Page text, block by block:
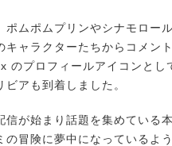
ムポムプリンやシナモロー
キャラクターたちからコメン
のプロフィールアイコンとし
ビアも到着しました。
が始まり話題を集めている
の冒険に夢中になっているよ